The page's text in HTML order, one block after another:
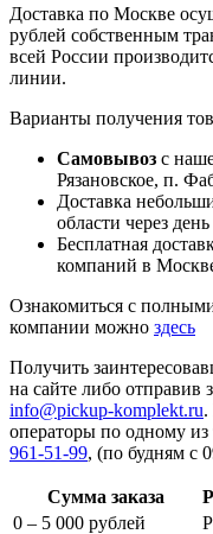
Доставка по Москве
рублей собственным
всей России
линии.
Варианты получения
Самовывоз с
Рязановское, п.
Доставка
области через
Бесплатная
компаний в
Ознакомиться с
компании можно здесь
Получить
на сайте либо отправив
info@pickup-komplekt.ru.
операторы по одному из
961-51-99, (по будням с
Сумма заказа
0 – 5 000 рублей